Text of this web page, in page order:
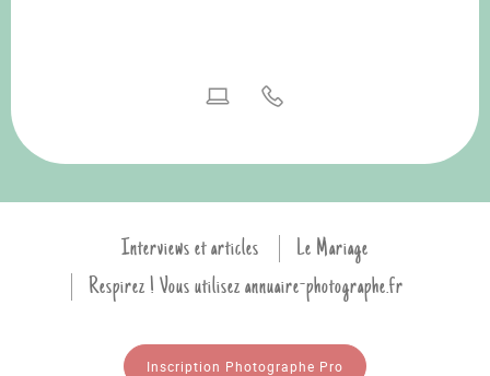
Interviews et articles
Le Mariage
Respirez ! Vous utilisez annuaire-photographe.fr
Inscription Photographe Pro